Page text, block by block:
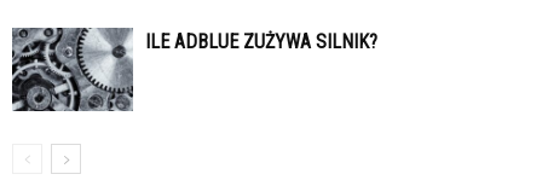
ILE ADBLUE ZUŻYWA SILNIK?